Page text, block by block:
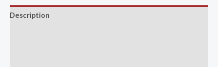
Description